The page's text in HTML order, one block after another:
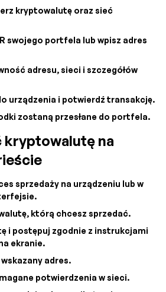
kryptowalutę oraz sieć
swojego portfela lub wpisz adres
adresu, sieci i szczegółów
urządzenia i potwierdź transakcję.
zostaną przesłane do portfela.
kryptowalutę na
sprzedaży na urządzeniu lub w
którą chcesz sprzedać.
i postępuj zgodnie z instrukcjami
ekranie.
adres.
potwierdzenia w sieci.